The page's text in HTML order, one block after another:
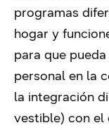
programas
hogar y
para que
personal en la
la integración
vestible) con el